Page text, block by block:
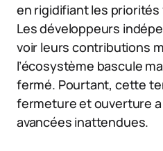
en rigidifiant les
Les développeurs
voir leurs contributions
l’écosystème bascule
fermé. Pourtant, cette
fermeture et ouverture
avancées inattendues.